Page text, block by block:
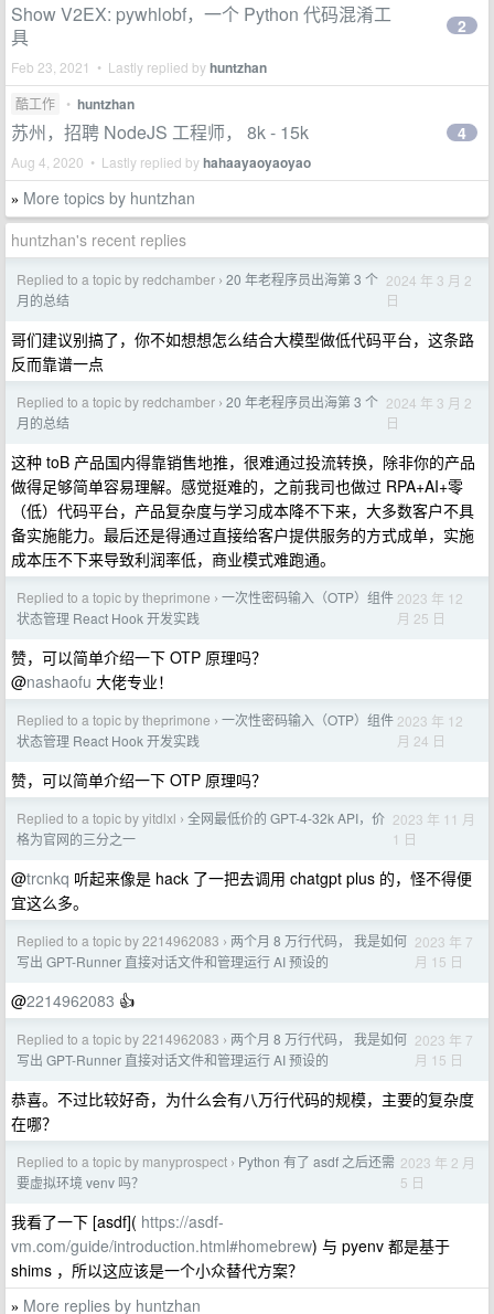
Show V2EX: pywhlobf，一个 Python 代码混淆工
具
Feb 23, 2021 • Lastly replied byhuntzhan
2
酷工作 • huntzhan
苏州，招聘 NodeJS 工程师， 8k - 15k
Aug 4, 2020 • Lastly replied byhahaayaoyaoyao
4
» More topics by huntzhan
huntzhan's recent replies
Replied to a topic by redchamber › 20 年老程序员出海第 3 个
月的总结
2024 年 3 月 2
日
哥们建议别搞了，你不如想想怎么结合大模型做低代码平台，这条路
反而靠谱一点
Replied to a topic by redchamber › 20 年老程序员出海第 3 个
月的总结
2024 年 3 月 2
日
这种 toB 产品国内得靠销售地推，很难通过投流转换，除非你的产品
做得足够简单容易理解。感觉挺难的，之前我司也做过 RPA+AI+零
（低）代码平台，产品复杂度与学习成本降不下来，大多数客户不具
备实施能力。最后还是得通过直接给客户提供服务的方式成单，实施
成本压不下来导致利润率低，商业模式难跑通。
Replied to a topic by theprimone › 一次性密码输入（OTP）组件
状态管理 React Hook 开发实践
2023 年 12
月 25 日
赞，可以简单介绍一下 OTP 原理吗？
@nashaofu 大佬专业！
Replied to a topic by theprimone › 一次性密码输入（OTP）组件
状态管理 React Hook 开发实践
2023 年 12
月 24 日
赞，可以简单介绍一下 OTP 原理吗？
Replied to a topic by yitdlxl › 全网最低价的 GPT-4-32k API，价
格为官网的三分之一
2023 年 11 月
1 日
@trcnkq 听起来像是 hack 了一把去调用 chatgpt plus 的，怪不得便
宜这么多。
Replied to a topic by 2214962083 › 两个月 8 万行代码， 我是如何
写出 GPT-Runner 直接对话文件和管理运行 AI 预设的
2023 年 7
月 15 日
@2214962083 👍
Replied to a topic by 2214962083 › 两个月 8 万行代码， 我是如何
写出 GPT-Runner 直接对话文件和管理运行 AI 预设的
2023 年 7
月 15 日
恭喜。不过比较好奇，为什么会有八万行代码的规模，主要的复杂度
在哪？
Replied to a topic by manyprospect › Python 有了 asdf 之后还需
要虚拟环境 venv 吗？
2023 年 2 月
5 日
我看了一下 [asdf]( https://asdf-
vm.com/guide/introduction.html#homebrew) 与 pyenv 都是基于
shims ，所以这应该是一个小众替代方案？
» More replies by huntzhan